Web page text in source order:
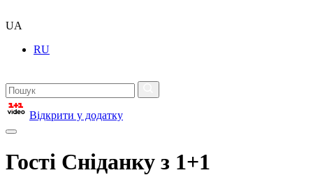
UA
RU
Відкрити у додатку
Гості Сніданку з 1+1